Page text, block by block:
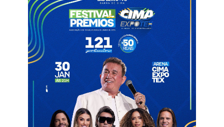
Vice-líder do Grupo B, com quatro pontos, o Belo visita o
Sousa, nesta quarta-feira (8), às 19h, no Estádio Marizão, em
jogo válido pela 3ª rodada da competição regional.
Informações com Globo Esporte
Botafogo Lisca Marizão